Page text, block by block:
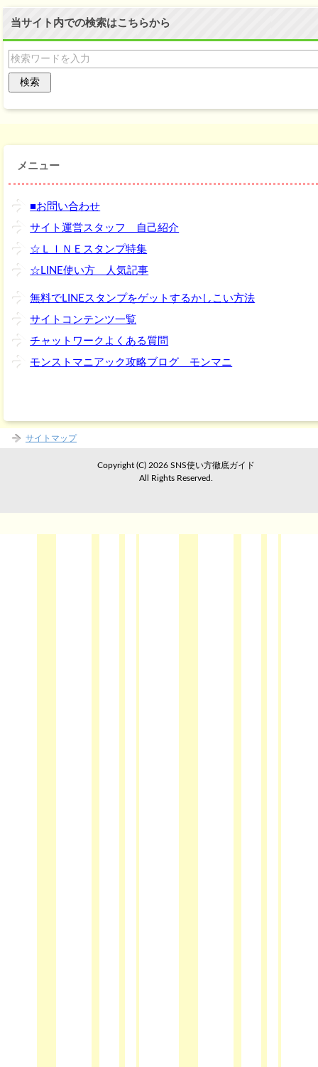
当サイト内での検索はこちらから
メニュー
■お問い合わせ
サイト運営スタッフ 自己紹介
☆ＬＩＮＥスタンプ特集
☆LINE使い方 人気記事
無料でLINEスタンプをゲットするかしこい方法
サイトコンテンツ一覧
チャットワークよくある質問
モンストマニアック攻略ブログ モンマニ
サイトマップ
Copyright (C) 2026 SNS使い方徹底ガイド
All Rights Reserved.